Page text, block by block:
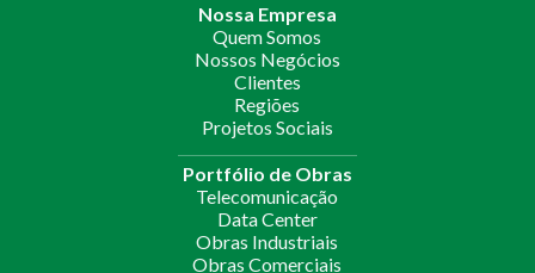
Nossa Empresa
Quem Somos
Nossos Negócios
Clientes
Regiões
Projetos Sociais
Portfólio de Obras
Telecomunicação
Data Center
Obras Industriais
Obras Comerciais